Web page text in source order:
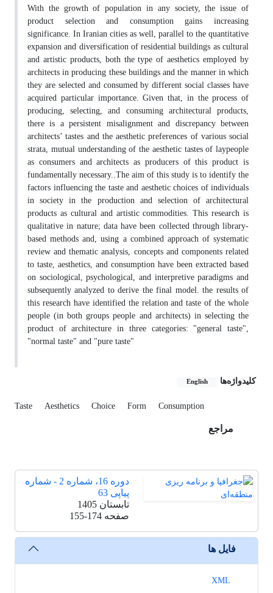
With the growth of population in any society, the issue of
product selection and consumption gains increasing
significance. In Iranian cities as well, parallel to the quantitative
expansion and diversification of residential buildings as cultural
and artistic products, both the type of aesthetics employed by
architects in producing these buildings and the manner in which
they are selected and consumed by different social classes have
acquired particular importance. Given that, in the process of
producing, selecting, and consuming architectural products,
there is a persistent misalignment and discrepancy between
architects’ tastes and the aesthetic preferences of various social
strata, mutual understanding of the aesthetic tastes of laypeople
as consumers and architects as producers of this product is
fundamentally necessary..The aim of this study is to identify the
factors influencing the taste and aesthetic choices of individuals
in society in the production and selection of architectural
products as cultural and artistic commodities. This research is
qualitative in nature; data have been collected through library-
based methods and, using a combined approach of systematic
review and thematic analysis, concepts and components related
to taste, aesthetics, and consumption have been extracted based
on sociological, psychological, and interpretive paradigms and
subsequently analyzed to derive the final model. the results of
this research have identified the relation and taste of the whole
people (in both groups people and architects) in selecting the
product of architecture in three categories: "general taste",
"normal taste" and "pure taste"
کلیدواژه‌ها English
Taste Aesthetics Choice Form Consumption
مراجع
دوره 16، شماره 2 - شماره
پیاپی 63
تابستان 1405
صفحه 155-174
فایل ها